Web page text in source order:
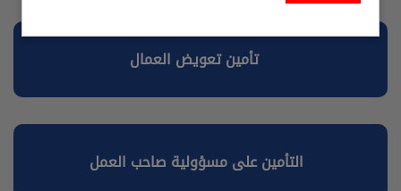
تأمين تعويض العمال
التأمين على مسؤولية صاحب العمل